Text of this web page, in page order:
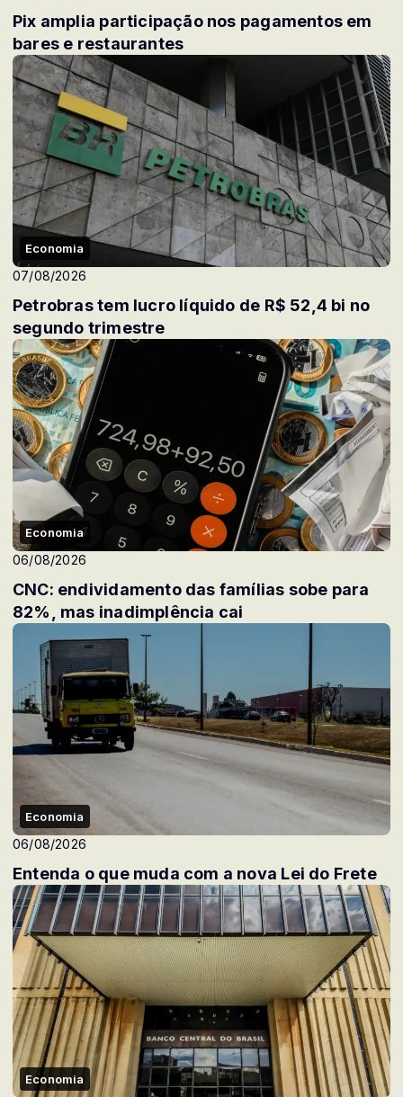
Pix amplia participação nos pagamentos em
bares e restaurantes
Economia
07/08/2026
Petrobras tem lucro líquido de R$ 52,4 bi no
segundo trimestre
Economia
06/08/2026
CNC: endividamento das famílias sobe para
82%, mas inadimplência cai
Economia
06/08/2026
Entenda o que muda com a nova Lei do Frete
Economia